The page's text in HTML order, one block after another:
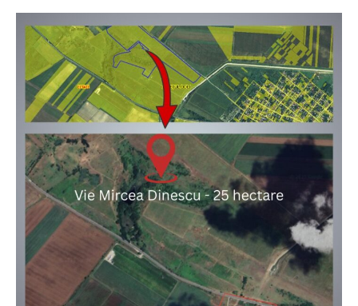
FREEDOM HOUSE ROMÂNIA
PRESShub
Despre noi / Echipa
Proiecte editoriale
Rețea
Contact